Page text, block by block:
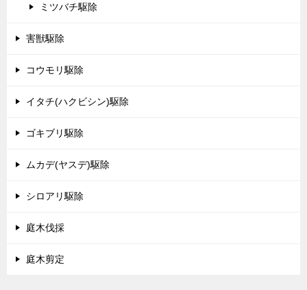
ミツバチ駆除
害獣駆除
コウモリ駆除
イタチ(ハクビシン)駆除
ゴキブリ駆除
ムカデ(ヤスデ)駆除
シロアリ駆除
庭木伐採
庭木剪定